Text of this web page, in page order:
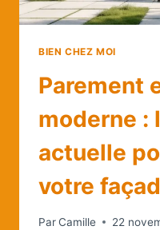
BIEN CHEZ MOI
Parement
moderne :
actuelle
votre
ParCamille 22